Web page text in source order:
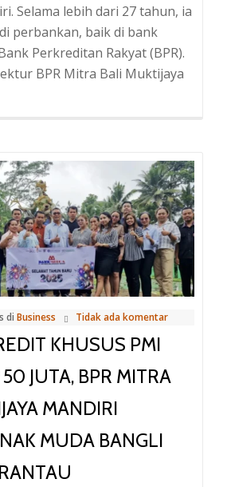
Selama lebih dari 27 tahun, ia
perbankan, baik di bank
Perkreditan Rakyat (BPR).
BPR Mitra Bali Muktijaya
di Business Tidak ada komentar
KHUSUS PMI
JUTA, BPR MITRA
MANDIRI
MUDA BANGLI